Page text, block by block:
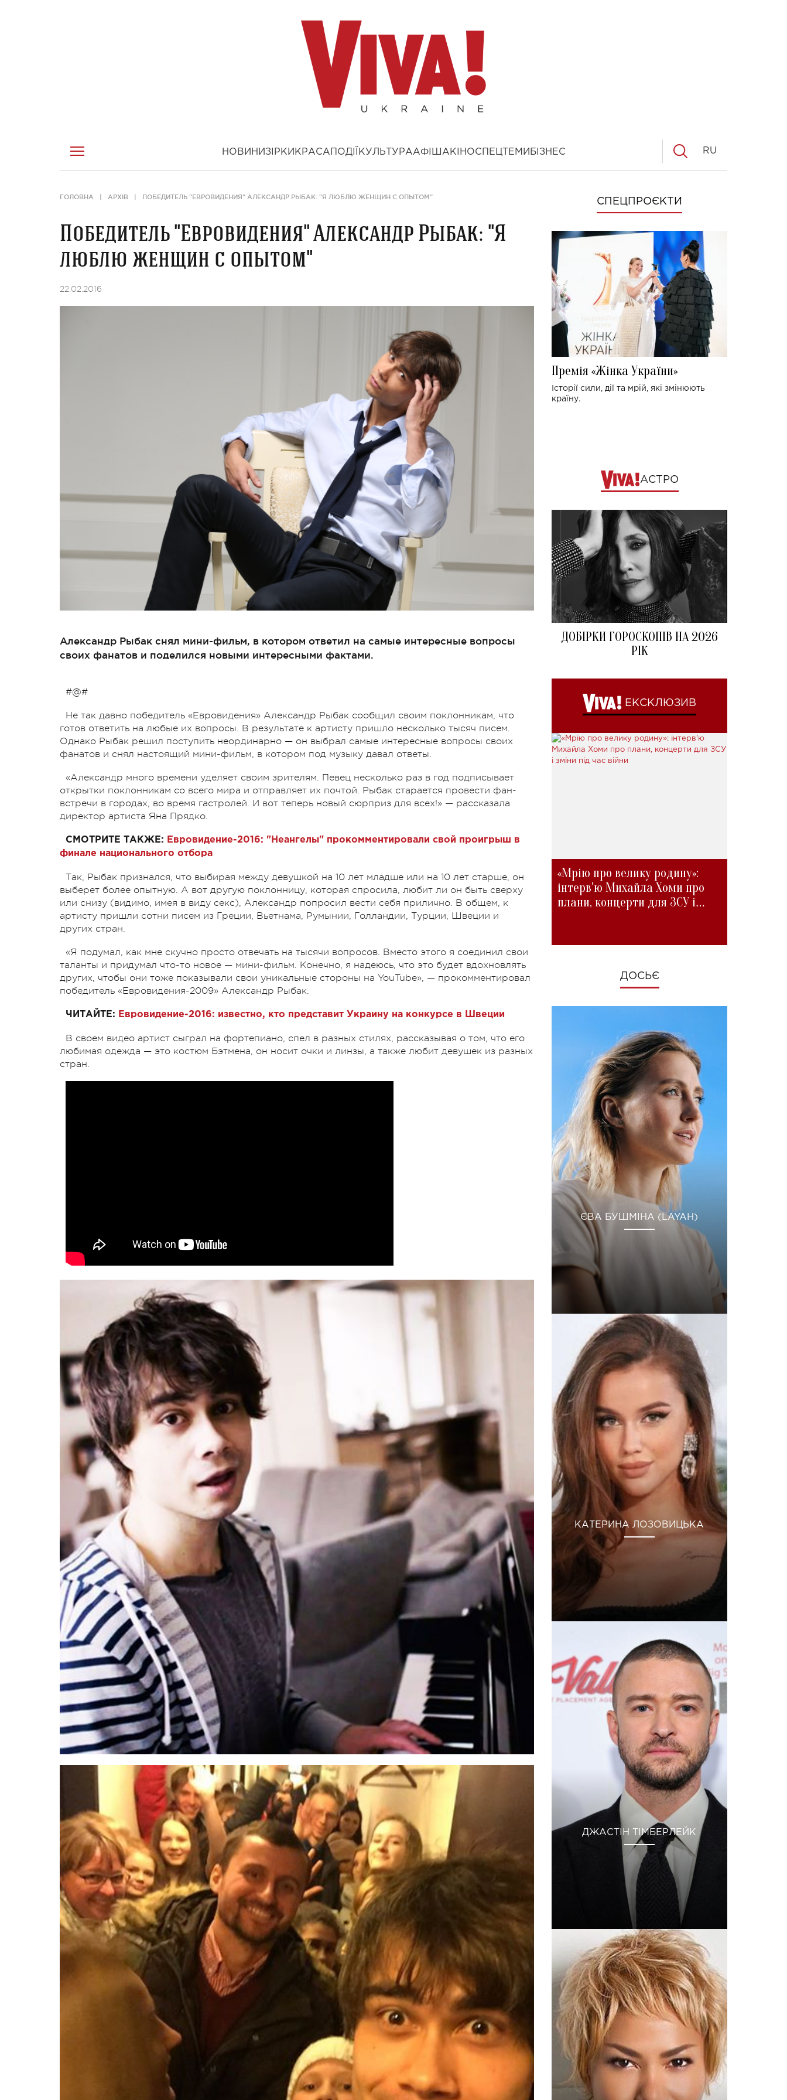
НОВИНИ ЗІРКИ КРАСА ПОДІЇ КУЛЬТУРААФІША КІНОСПЕЦТЕМИ БІЗНЕС RU
ГОЛОВНА АРХІВ ПОБЕДИТЕЛЬ "ЕВРОВИДЕНИЯ" АЛЕКСАНДР РЫБАК: "Я ЛЮБЛЮ ЖЕНЩИН С ОПЫТОМ"
Победитель "Евровидения" Александр Рыбак: "Я
люблю женщин с опытом"
22.02.2016
Александр Рыбак снял мини-фильм, в котором ответил на самые интересные вопросы
своих фанатов и поделился новыми интересными фактами.
#@#
Не так давно победитель «Евровидения» Александр Рыбак сообщил своим поклонникам, что
готов ответить на любые их вопросы. В результате к артисту пришло несколько тысяч писем.
Однако Рыбак решил поступить неординарно — он выбрал самые интересные вопросы своих
фанатов и снял настоящий мини-фильм, в котором под музыку давал ответы.
«Александр много времени уделяет своим зрителям. Певец несколько раз в год подписывает
открытки поклонникам со всего мира и отправляет их почтой. Рыбак старается провести фан-
встречи в городах, во время гастролей. И вот теперь новый сюрприз для всех!» — рассказала
директор артиста Яна Прядко.
СМОТРИТЕ ТАКЖЕ: Евровидение-2016: "Неангелы" прокомментировали свой проигрыш в
финале национального отбора
Так, Рыбак признался, что выбирая между девушкой на 10 лет младше или на 10 лет старше, он
выберет более опытную. А вот другую поклонницу, которая спросила, любит ли он быть сверху
или снизу (видимо, имея в виду секс), Александр попросил вести себя прилично. В общем, к
артисту пришли сотни писем из Греции, Вьетнама, Румынии, Голландии, Турции, Швеции и
других стран.
«Я подумал, как мне скучно просто отвечать на тысячи вопросов. Вместо этого я соединил свои
таланты и придумал что-то новое — мини-фильм. Конечно, я надеюсь, что это будет вдохновлять
других, чтобы они тоже показывали свои уникальные стороны на YouTube», — прокомментировал
победитель «Евровидения-2009» Александр Рыбак.
ЧИТАЙТЕ: Евровидение-2016: известно, кто представит Украину на конкурсе в Швеции
В своем видео артист сыграл на фортепиано, спел в разных стилях, рассказывая о том, что его
любимая одежда — это костюм Бэтмена, он носит очки и линзы, а также любит девушек из разных
стран.
СПЕЦПРОЄКТИ
Премія «Жінка України»
Історії сили, дії та мрій, які змінюють
країну.
АСТРО
ДОБІРКИ ГОРОСКОПІВ НА 2026
РІК
ЕКСКЛЮЗИВ
«Мрію про велику родину»:
інтерв'ю Михайла Хоми про
плани, концерти для ЗСУ і
ДОСЬЄ
ЄВА БУШМІНА (LAYAH)
КАТЕРИНА ЛОЗОВИЦЬКА
ДЖАСТІН ТІМБЕРЛЕЙК